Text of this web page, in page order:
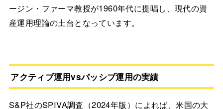
ージン・ファーマ教授が1960年代に提唱し、現代の資
産運用理論の土台となっています。
アクティブ運用vsパッシブ運用の実績
S&P社のSPIVA調査（2024年版）によれば、米国の大